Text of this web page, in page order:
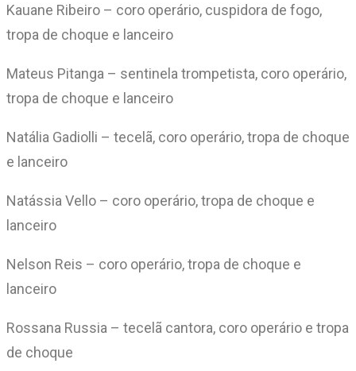
Kauane Ribeiro – coro operário, cuspidora de fogo,
tropa de choque e lanceiro
Mateus Pitanga – sentinela trompetista, coro operário,
tropa de choque e lanceiro
Natália Gadiolli – tecelã, coro operário, tropa de choque
e lanceiro
Natássia Vello – coro operário, tropa de choque e
lanceiro
Nelson Reis – coro operário, tropa de choque e
lanceiro
Rossana Russia – tecelã cantora, coro operário e tropa
de choque